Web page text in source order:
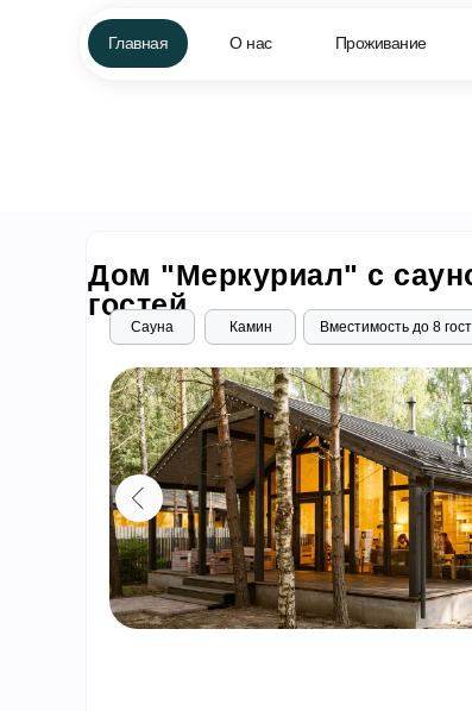
Акции
Проживание
О нас Проживание
О нас
Главная
Дом "Меркуриал" с
гостей
Сауна Камин Вместимость до 8